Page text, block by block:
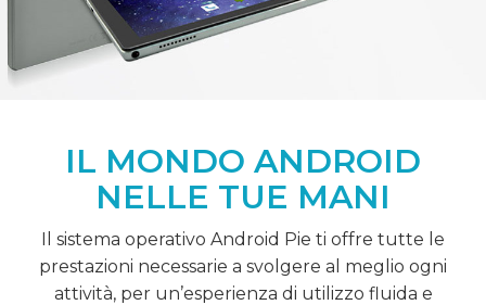
IL MONDO ANDROID
NELLE TUE MANI
Il sistema operativo Android Pie ti offre tutte le
prestazioni necessarie a svolgere al meglio ogni
attività, per un’esperienza di utilizzo fluida e